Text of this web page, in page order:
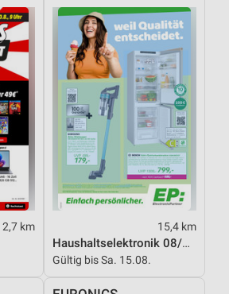
km 15,4 km
Haushaltselektronik 08/2026
Gültig bis Sa. 15.08.